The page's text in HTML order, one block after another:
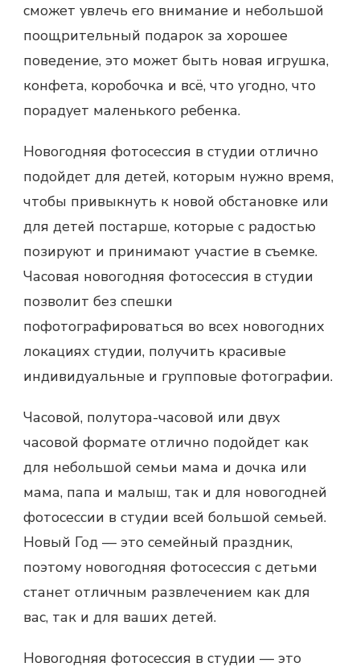
сможет увлечь его внимание и небольшой
поощрительный подарок за хорошее
поведение, это может быть новая игрушка,
конфета, коробочка и всё, что угодно, что
порадует маленького ребенка.
Новогодняя фотосессия в студии отлично
подойдет для детей, которым нужно время,
чтобы привыкнуть к новой обстановке или
для детей постарше, которые с радостью
позируют и принимают участие в съемке.
Часовая новогодняя фотосессия в студии
позволит без спешки
пофотографироваться во всех новогодних
локациях студии, получить красивые
индивидуальные и групповые фотографии.
Часовой, полутора-часовой или двух
часовой формате отлично подойдет как
для небольшой семьи мама и дочка или
мама, папа и малыш, так и для новогодней
фотосессии в студии всей большой семьей.
Новый Год — это семейный праздник,
поэтому новогодняя фотосессия с детьми
станет отличным развлечением как для
вас, так и для ваших детей.
Новогодняя фотосессия в студии — это